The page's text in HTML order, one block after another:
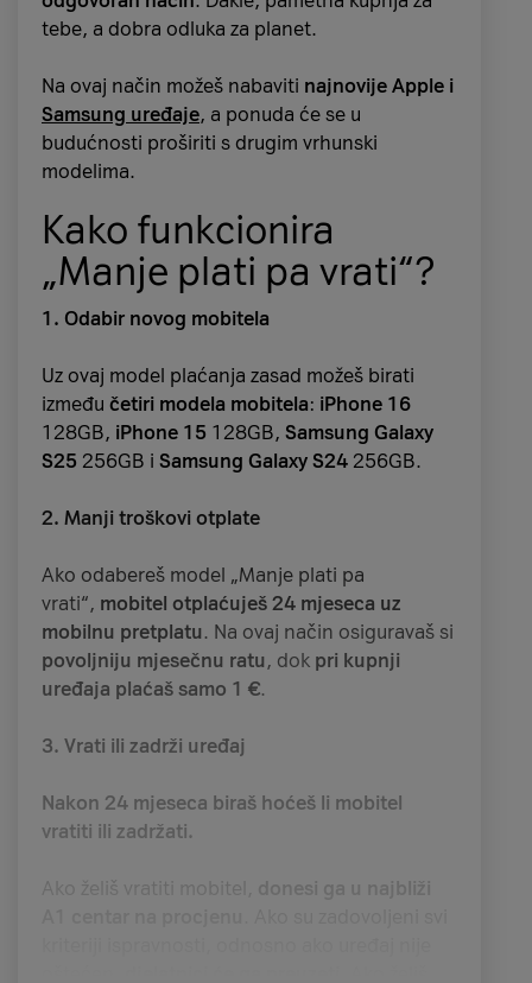
tebe, a dobra odluka za planet.
Na ovaj način možeš nabaviti najnovije Apple i
Samsung uređaje, a ponuda će se u
budućnosti proširiti s drugim vrhunski
modelima.
Kako funkcionira
„Manje plati pa vrati“?
1. Odabir novog mobitela
Uz ovaj model plaćanja zasad možeš birati
između četiri modela mobitela: iPhone 16
128GB, iPhone 15 128GB, Samsung Galaxy
S25 256GB i Samsung Galaxy S24 256GB.
2. Manji troškovi otplate
Ako odabereš model „Manje plati pa
vrati“, mobitel otplaćuješ 24 mjeseca uz
mobilnu pretplatu. Na ovaj način osiguravaš si
povoljniju mjesečnu ratu , dok pri kupnji
uređaja plaćaš samo 1 €.
3. Vrati ili zadrži uređaj
Nakon 24 mjeseca biraš hoćeš li mobitel
vratiti ili zadržati.
donesi ga u najbliži